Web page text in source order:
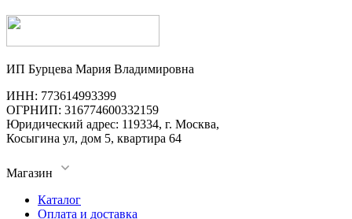
ИП Бурцева Мария Владимировна
ИНН: 773614993399
ОГРНИП: 316774600332159
Юридический адрес: 119334, г. Москва,
Косыгина ул, дом 5, квартира 64
Магазин
Каталог
Оплата и доставка